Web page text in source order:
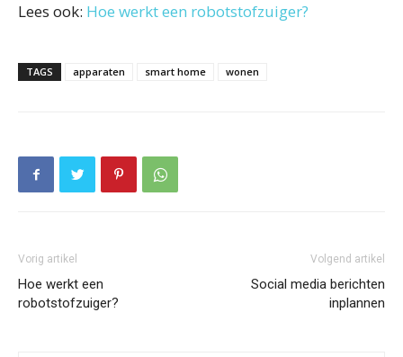
Lees ook: Hoe werkt een robotstofzuiger?
TAGS apparaten smart home wonen
Vorig artikel
Hoe werkt een
robotstofzuiger?
Volgend artikel
Social media berichten
inplannen